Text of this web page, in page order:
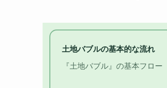
土地バブルの基本的な流れ
『土地バブル』の基本フロー